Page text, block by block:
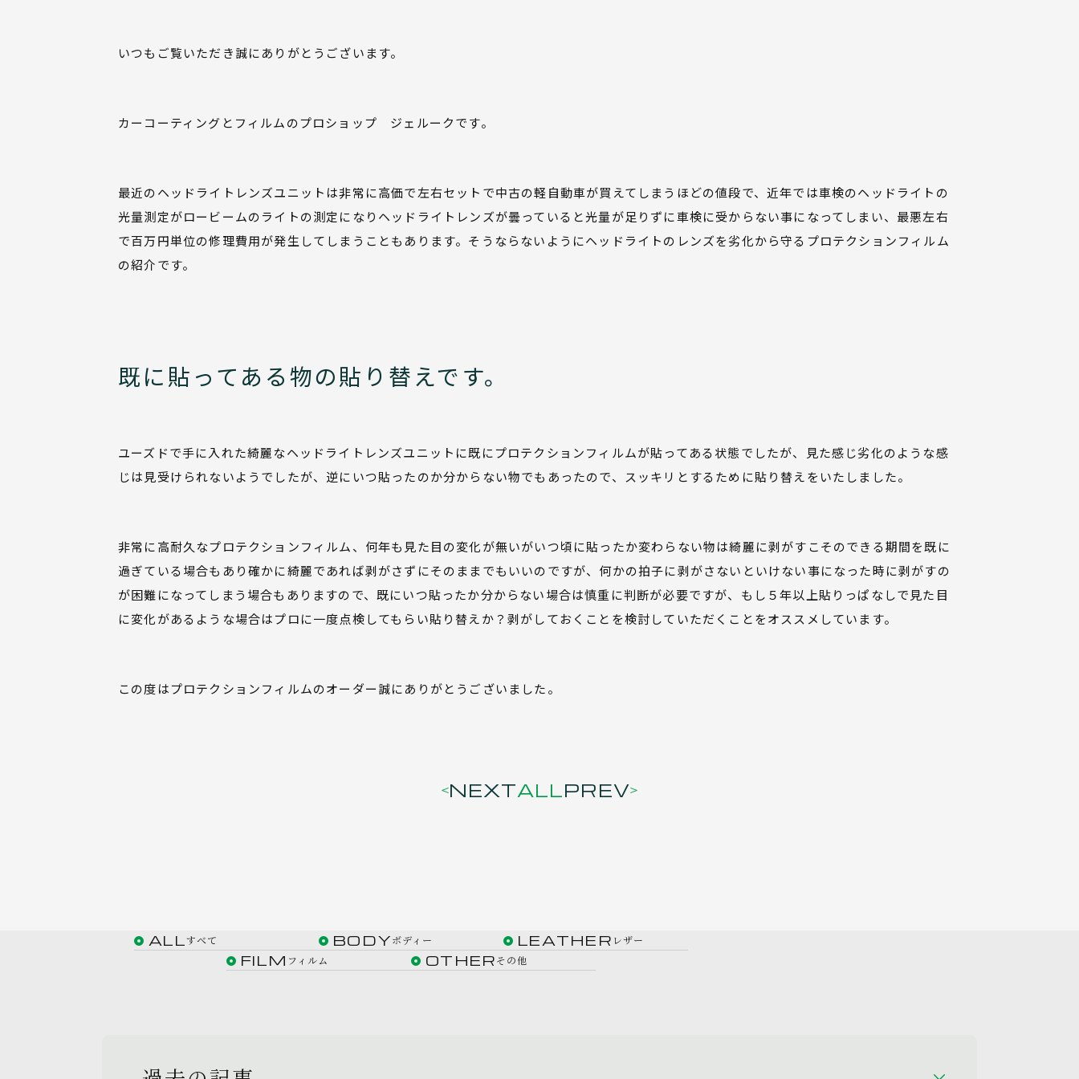
いつもご覧いただき誠にありがとうございます。
カーコーティングとフィルムのプロショップ ジェルークです。
最近のヘッドライトレンズユニットは非常に高価で左右セットで中古の軽自動車が買えてしまうほどの値段で、近年では車検のヘッドライトの
光量測定がロービームのライトの測定になりヘッドライトレンズが曇っていると光量が足りずに車検に受からない事になってしまい、最悪左右
で百万円単位の修理費用が発生してしまうこともあります。そうならないようにヘッドライトのレンズを劣化から守るプロテクションフィルム
の紹介です。
既に貼ってある物の貼り替えです。
ユーズドで手に入れた綺麗なヘッドライトレンズユニットに既にプロテクションフィルムが貼ってある状態でしたが、見た感じ劣化のような感
じは見受けられないようでしたが、逆にいつ貼ったのか分からない物でもあったので、スッキリとするために貼り替えをいたしました。
非常に高耐久なプロテクションフィルム、何年も見た目の変化が無いがいつ頃に貼ったか変わらない物は綺麗に剥がすこそのできる期間を既に
過ぎている場合もあり確かに綺麗であれば剥がさずにそのままでもいいのですが、何かの拍子に剥がさないといけない事になった時に剥がすの
が困難になってしまう場合もありますので、既にいつ貼ったか分からない場合は慎重に判断が必要ですが、もし５年以上貼りっぱなしで見た目
に変化があるような場合はプロに一度点検してもらい貼り替えか？剥がしておくことを検討していただくことをオススメしています。
この度はプロテクションフィルムのオーダー誠にありがとうございました。
NEXTALLPREV
ALLすべて BODYボディー LEATHER レザー
FILM フィルム OTHERその他